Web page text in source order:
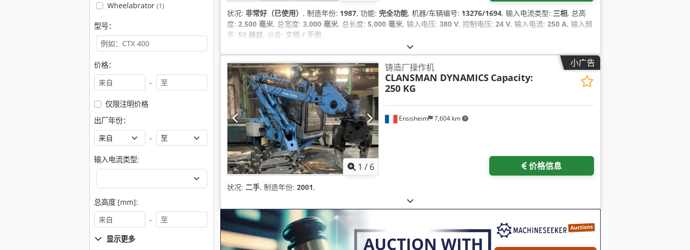
Wheelabrator (1)
型号：
价格：
-
仅限注明价格
出厂年份：
-
输入电流类型:
总高度 [mm]:
-
显示更多
状况: 非常好（已使用） , 制造年份: 1987, 功能: 完全功能, 机器/车辆编号: 13276/1694, 输入电流类型: 三相, 总高
度: 2,500 毫米, 总宽度: 3,000 毫米, 总长度: 5,000 毫米, 输入电压: 380 V, 控制电压: 24 V, 输入电流: 250 A, 输入频
率: 50 赫兹, 设备: 文档 / 手册,
小广告
1 / 6
Ensisheim 7,604 km
铸造厂操作机
CLANSMAN DYNAMICS Capacity:
250 KG
价格信息
状况: 二手, 制造年份: 2001,